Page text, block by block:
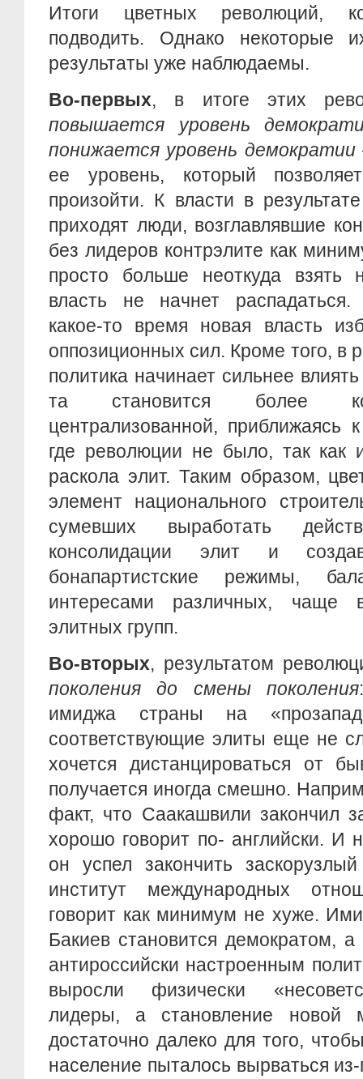
Итоги цветных революций,
подводить. Однако некоторые
результаты уже наблюдаемы.
Во-первых, в итоге этих
повышается уровень
понижается уровень демократии
ее уровень, который
произойти. К власти в
приходят люди, возглавлявшие
без лидеров контрэлите как
просто больше неоткуда
власть не начнет распадаться.
какое-то время новая власть
оппозиционных сил. Кроме того, в
политика начинает сильнее
та становится более
централизованной, приближаясь
где революции не было, так как
раскола элит. Таким образом,
элемент национального
сумевших выработать
консолидации элит и
бонапартистские режимы,
интересами различных, чаще
элитных групп.
Во-вторых, результатом
поколения до смены поколения
имиджа страны на
соответствующие элиты еще не
хочется дистанцироваться от
получается иногда смешно.
факт, что Саакашвили закончил
хорошо говорит по- английски. И
он успел закончить
институт международных
говорит как минимум не хуже.
Бакиев становится демократом,
антироссийски настроенным
выросли физически
лидеры, а становление новой
достаточно далеко для того,
население пыталось вырваться